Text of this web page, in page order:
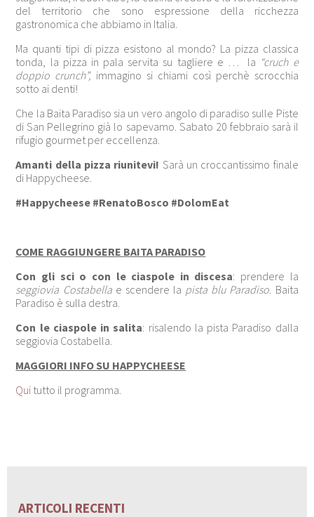
del territorio che sono espressione della ricchezza
gastronomica che abbiamo in Italia.
Ma quanti tipi di pizza esistono al mondo? La pizza classica
tonda, la pizza in pala servita su tagliere e … la “cruch e
doppio crunch”, immagino si chiami così perchè scrocchia
sotto ai denti!
Che la Baita Paradiso sia un vero angolo di paradiso sulle Piste
di San Pellegrino già lo sapevamo. Sabato 20 febbraio sarà il
rifugio gourmet per eccellenza.
Amanti della pizza riunitevi! Sarà un croccantissimo finale
di Happycheese.
#Happycheese #RenatoBosco #DolomEat
COME RAGGIUNGERE BAITA PARADISO
Con gli sci o con le ciaspole in discesa: prendere la
seggiovia Costabellae scendere la pista blu Paradiso . Baita
Paradiso è sulla destra.
Con le ciaspole in salita: risalendo la pista Paradiso dalla
seggiovia Costabella.
MAGGIORI INFO SU HAPPYCHEESE
Qui tutto il programma.
ARTICOLI RECENTI